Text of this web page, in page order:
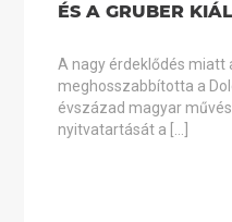
ÉS A GRUBER
A nagy érdeklődés miatt
meghosszabbította a
évszázad magyar
nyitvatartását a […]